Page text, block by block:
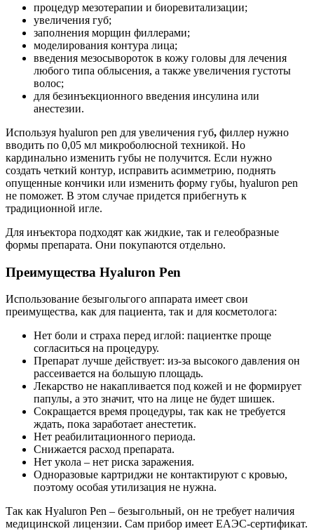
процедур мезотерапии и биоревитализации;
увеличения губ;
заполнения морщин филлерами;
моделирования контура лица;
введения мезосывороток в кожу головы для лечения
любого типа облысения, а также увеличения густоты
волос;
для безинъекционного введения инсулина или
анестезии.
Используя hyaluron pen для увеличения губ, филлер нужно
вводить по 0,05 мл микроболюсной техникой. Но
кардинально изменить губы не получится. Если нужно
создать четкий контур, исправить асимметрию, поднять
опущенные кончики или изменить форму губы, hyaluron pen
не поможет. В этом случае придется прибегнуть к
традиционной игле.
Для инъектора подходят как жидкие, так и гелеобразные
формы препарата. Они покупаются отдельно.
Преимущества Hyaluron Pen
Использование безыгольгого аппарата имеет свои
преимущества, как для пациента, так и для косметолога:
Нет боли и страха перед иглой: пациентке проще
согласиться на процедуру.
Препарат лучше действует: из-за высокого давления он
рассеивается на большую площадь.
Лекарство не накапливается под кожей и не формирует
папулы, а это значит, что на лице не будет шишек.
Сокращается время процедуры, так как не требуется
ждать, пока заработает анестетик.
Нет реабилитационного периода.
Снижается расход препарата.
Нет укола – нет риска заражения.
Одноразовые картриджи не контактируют с кровью,
поэтому особая утилизация не нужна.
Так как Hyaluron Pen – безыгольный, он не требует наличия
медицинской лицензии. Сам прибор имеет ЕАЭС-сертификат.